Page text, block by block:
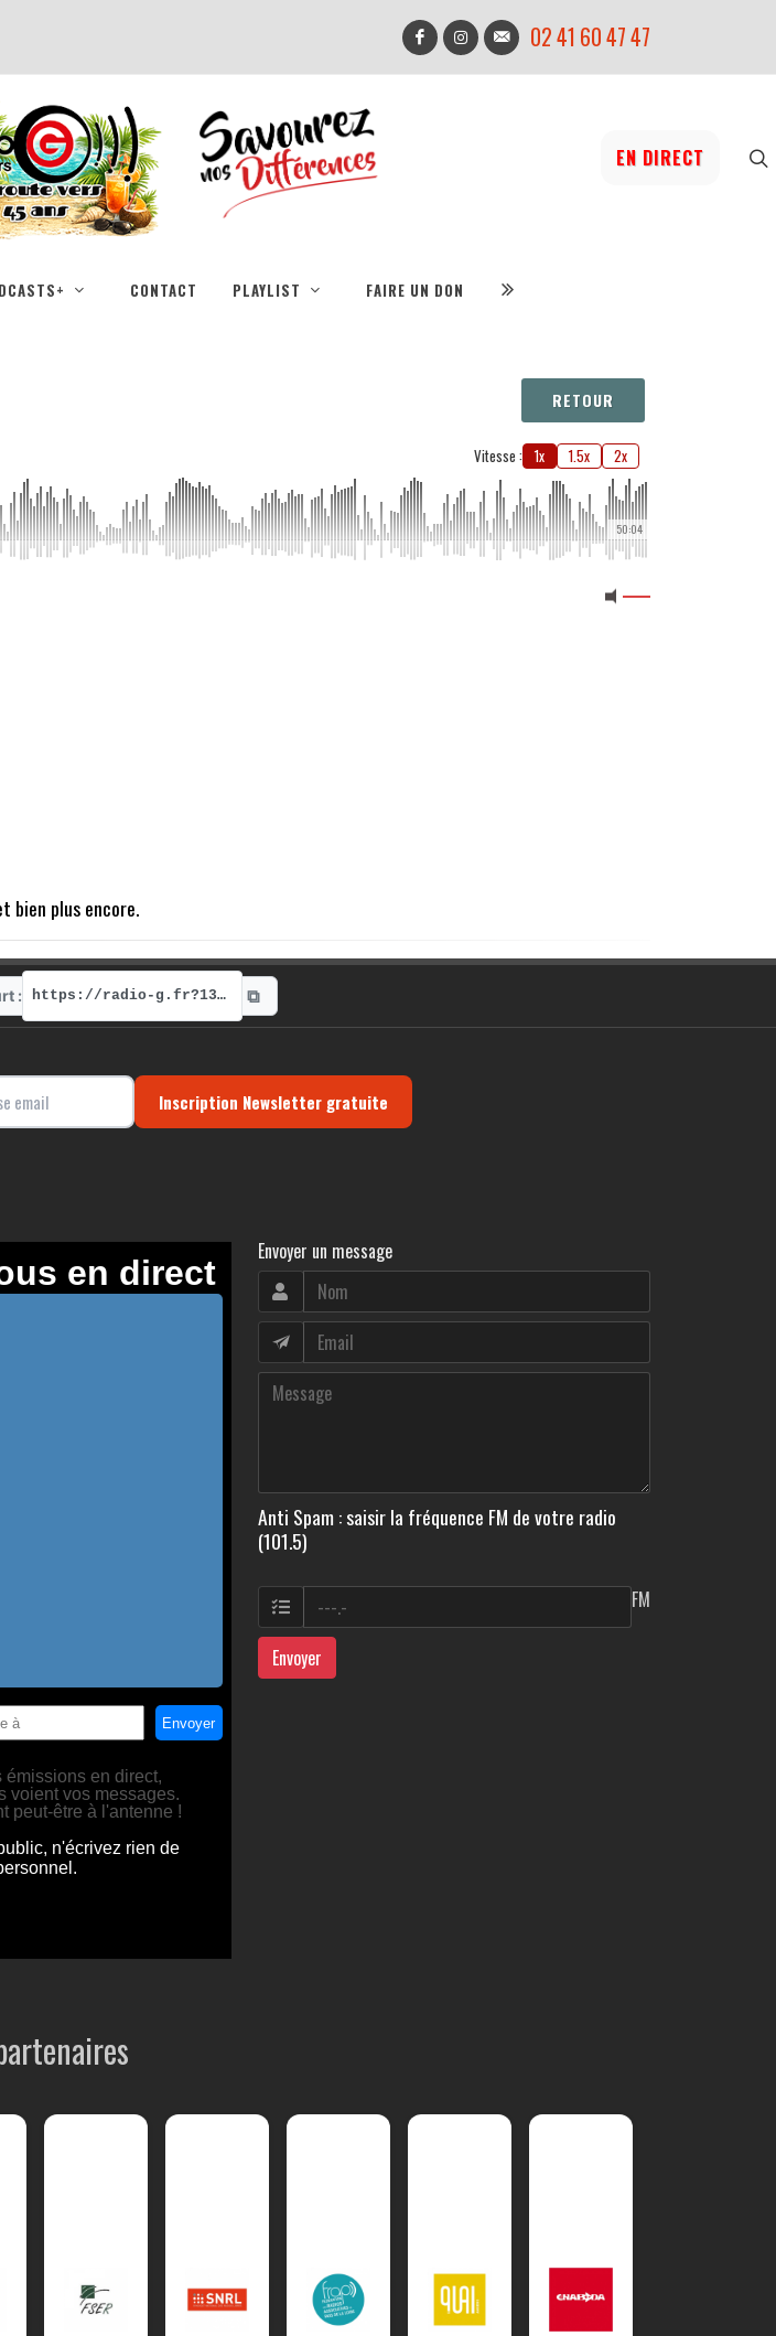
02 41 60 47 47
EN DIRECT
CONTACT PLAYLIST FAIRE UN DON
RETOUR
Vitesse : 1x 1.5x 2x
50:04
bien plus encore.
: https://radio-g.fr?13889 ⧉
Inscription Newsletter gratuite
Envoyer un message
Anti Spam : saisir la fréquence FM de votre radio
(101.5)
FM
Envoyer